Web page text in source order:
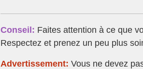
Conseil: Faites attention à ce que
Respectez et prenez un peu plus
Advertissement: Vous ne devez